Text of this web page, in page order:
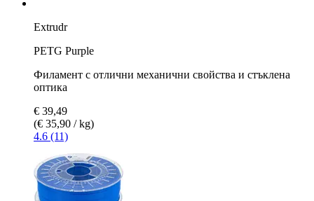
Extrudr
PETG Purple
Филамент с отлични механични свойства и стъклена
оптика
€ 39,49
(€ 35,90 / kg)
4.6 (11)